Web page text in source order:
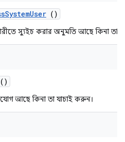
SystemUser ()
স্যুইচ করার অনুমতি আছে কিনা তা
()
আছে কিনা তা যাচাই করুন।